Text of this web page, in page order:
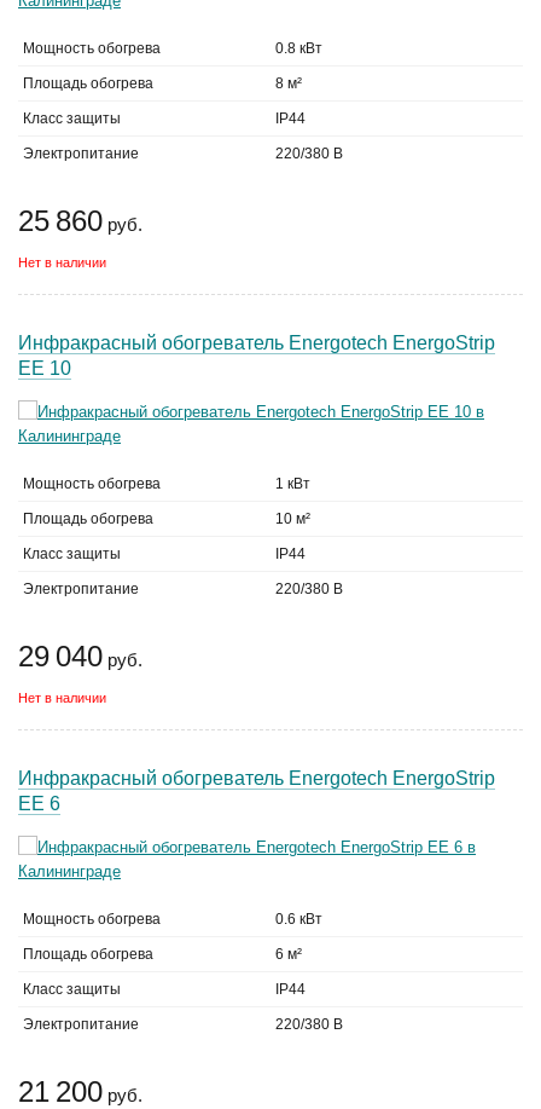
Мощность обогрева 0.8 кВт
Площадь обогрева 8 м²
Класс защиты IP44
Электропитание 220/380 В
25 860 руб.
Нет в наличии
Инфракрасный обогреватель Energotech EnergoStrip
EE 10
Мощность обогрева 1 кВт
Площадь обогрева 10 м²
Класс защиты IP44
Электропитание 220/380 В
29 040 руб.
Нет в наличии
Инфракрасный обогреватель Energotech EnergoStrip
EE 6
Мощность обогрева 0.6 кВт
Площадь обогрева 6 м²
Класс защиты IP44
Электропитание 220/380 В
21 200 руб.